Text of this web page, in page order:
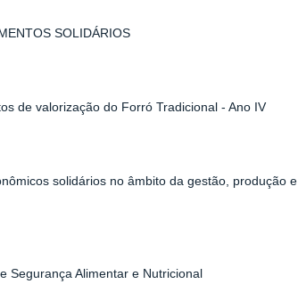
SOLIDÁRIOS
de valorização do Forró Tradicional - Ano IV
solidários no âmbito da gestão, produção e
Segurança Alimentar e Nutricional